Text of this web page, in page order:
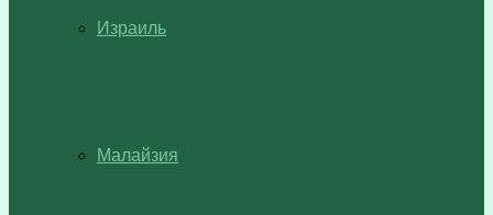
Израиль
Малайзия